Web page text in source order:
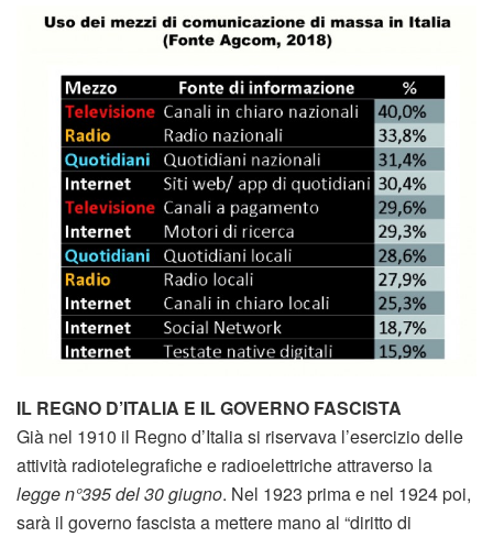
IL REGNO D’ITALIA E IL GOVERNO FASCISTA
Già nel 1910 il Regno d’Italia si riservava l’esercizio delle
attività radiotelegrafiche e radioelettriche attraverso la
legge n°395 del 30 giugno. Nel 1923 prima e nel 1924 poi,
sarà il governo fascista a mettere mano al “diritto di